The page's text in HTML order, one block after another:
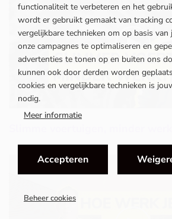
functionaliteit te verbeteren en het
wordt er gebruikt gemaakt van tracking
vergelijkbare technieken om op basis
onze campagnes te optimaliseren en
advertenties te tonen op en buiten ons
kunnen ook door derden worden
cookies en vergelijkbare technieken is
nodig.
Meer informatie
Accepteren
Beheer cookies